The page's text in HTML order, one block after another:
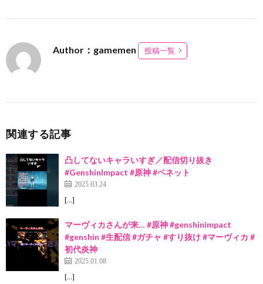
Author：gamemen 投稿一覧
関連する記事
凸してないキャラいすぎ／配信切り抜き
#GenshinImpact #原神 #ベネット
2025.03.24
[…]
マーヴィカさんが来… #原神 #genshinimpact
#genshin #生配信 #ガチャ #すり抜け #マーヴィカ #
初代炎神
2025.01.08
[…]